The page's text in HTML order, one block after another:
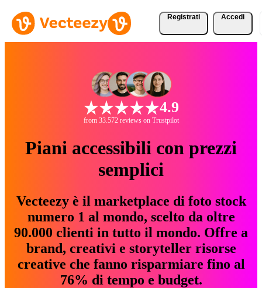
Registrati Accedi
4.9
from 33.572 reviews on Trustpilot
Piani accessibili con prezzi
semplici
Vecteezy è il marketplace di foto stock
numero 1 al mondo, scelto da oltre
90.000 clienti in tutto il mondo. Offre a
brand, creativi e storyteller risorse
creative che fanno risparmiare fino al
76% di tempo e budget.